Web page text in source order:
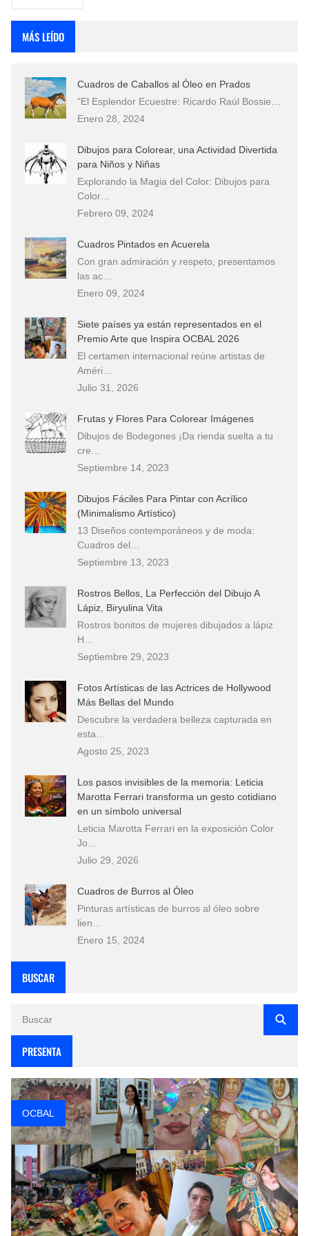
MÁS LEÍDO
Cuadros de Caballos al Óleo en Prados
"El Esplendor Ecuestre: Ricardo Raúl Bossie…
Enero 28, 2024
Dibujos para Colorear, una Actividad Divertida
para Niños y Niñas
Explorando la Magia del Color: Dibujos para
Color…
Febrero 09, 2024
Cuadros Pintados en Acuerela
Con gran admiración y respeto, presentamos
las ac…
Enero 09, 2024
Siete países ya están representados en el
Premio Arte que Inspira OCBAL 2026
El certamen internacional reúne artistas de
Améri…
Julio 31, 2026
Frutas y Flores Para Colorear Imágenes
Dibujos de Bodegones ¡Da rienda suelta a tu
cre…
Septiembre 14, 2023
Dibujos Fáciles Para Pintar con Acrílico
(Minimalismo Artístico)
13 Diseños contemporáneos y de moda:
Cuadros del…
Septiembre 13, 2023
Rostros Bellos, La Perfección del Dibujo A
Lápiz, Biryulina Vita
Rostros bonitos de mujeres dibujados a lápiz
H…
Septiembre 29, 2023
Fotos Artísticas de las Actrices de Hollywood
Más Bellas del Mundo
Descubre la verdadera belleza capturada en
esta…
Agosto 25, 2023
Los pasos invisibles de la memoria: Leticia
Marotta Ferrari transforma un gesto cotidiano
en un símbolo universal
Leticia Marotta Ferrari en la exposición Color
Jo…
Julio 29, 2026
Cuadros de Burros al Óleo
Pinturas artísticas de burros al óleo sobre
lien…
Enero 15, 2024
BUSCAR
PRESENTA
OCBAL